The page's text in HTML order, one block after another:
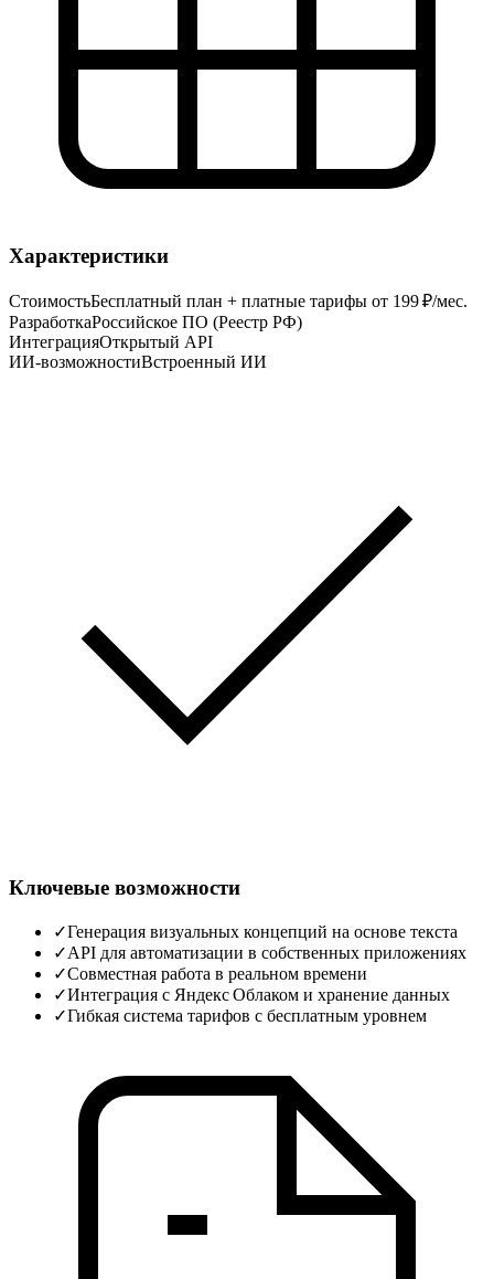
Характеристики
СтоимостьБесплатный план + платные тарифы от 199 ₽/мес.
РазработкаРоссийское ПО (Реестр РФ)
ИнтеграцияОткрытый API
ИИ-возможностиВстроенный ИИ
Ключевые возможности
✓Генерация визуальных концепций на основе текста
✓API для автоматизации в собственных приложениях
✓Совместная работа в реальном времени
✓Интеграция с Яндекс Облаком и хранение данных
✓Гибкая система тарифов с бесплатным уровнем